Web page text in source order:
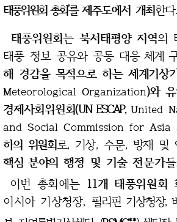
태풍위원회 총회’를제주도에서 개최한다.
태풍위원회는 북서태평양 지역의
태풍 정보 공유와 공동 대응 체계
해 경감을 목적으로 하는 세계기상
MeteorologicalOrganization)와
경제사회위원회(UN ESCAP, United N
andSocialCommission for Asia
하의 위원회로, 기상, 수문, 방재 및
핵심 분야의 행정 및 기술 전문가
이번 총회에는 11개 태풍위원회
이시아 기상청장, 필리핀 기상청장,
**